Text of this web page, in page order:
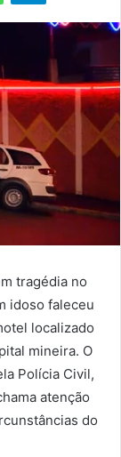
tragédia no
idoso faleceu
localizado
mineira. O
Polícia Civil,
atenção
do